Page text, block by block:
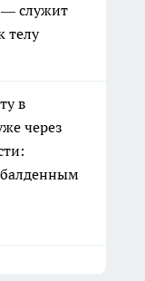
— служит
телу
в
через